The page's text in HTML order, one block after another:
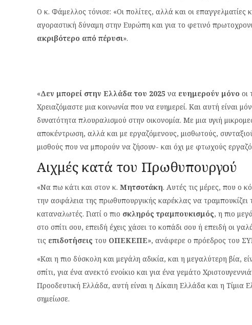
Ο κ. Φάμελλος τόνισε: «Οι πολίτες, αλλά και οι επαγγελματίες
αγοραστική δύναμη στην Ευρώπη και για το φετινό
ακριβότερο από πέρυσι».
«Δεν μπορεί στην Ελλάδα του 2025 να ευημερούν μόνο οι
Χρειαζόμαστε μια κοινωνία που να ευημερεί. Και αυτή είναι
δυνατότητα πλουραλισμού στην οικονομία. Με μια υγιή
αποκέντρωση, αλλά και με εργαζόμενους, μισθωτούς,
μισθούς που να μπορούν να ζήσουν- και όχι με φτωχούς
Αιχμές κατά του Πρωθυπουργού
«Να πω κάτι και στον κ. Μητσοτάκη. Αυτές τις μέρες, που ο
την ασφάλεια της πρωθυπουργικής καρέκλας να τραμπουκίζει
καταναλωτές. Γιατί ο πιο σκληρός τραμπουκισμός, η πιο
στο σπίτι σου, επειδή έχεις χάσει το κοπάδι σου ή επειδή οι
τις επιδοτήσεις του ΟΠΕΚΕΠΕ», ανάφερε ο πρόεδρος του
«Και η πιο δύσκολη και μεγάλη αδικία, και η μεγαλύτερη βία,
σπίτι, για ένα ανεκτό ενοίκιο και για ένα γεμάτο
Προοδευτική Ελλάδα, αυτή είναι η Δίκαιη Ελλάδα και η
σημείωσε.